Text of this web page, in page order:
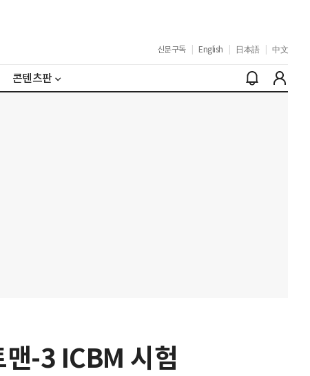
신문구독 English 日本語 中文
콘텐츠판
-3 ICBM 시험